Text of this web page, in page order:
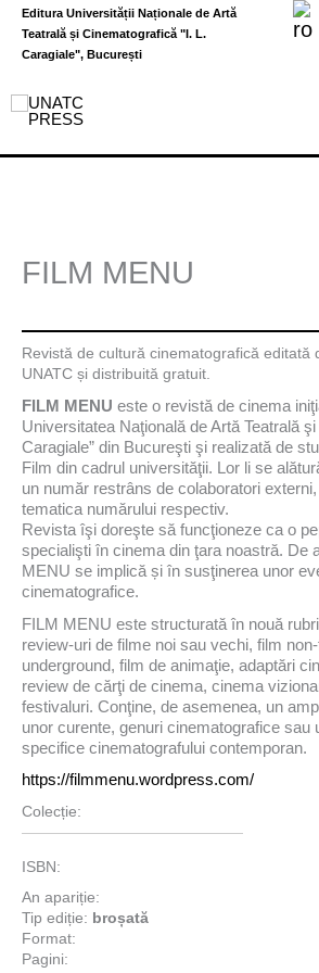
Skip
content
Editura Universității Naționale de Artă
Teatrală și Cinematografică "I. L.
Caragiale", București
FILM MENU
Revistă de cultură cinematografică editată
UNATC și distribuită gratuit.
FILM MENU este o revistă de cinema
Universitatea Naţională de Artă Teatrală
Caragiale” din Bucureşti şi realizată de
Film din cadrul universităţii. Lor li se
un număr restrâns de colaboratori
tematica numărului respectiv.
Revista îşi doreşte să funcţioneze ca o
specialişti în cinema din ţara noastră. De
MENU se implică și în susţinerea unor
cinematografice.
FILM MENU este structurată în nouă
review-uri de filme noi sau vechi, film
underground, film de animaţie, adaptări
review de cărţi de cinema, cinema
festivaluri. Conţine, de asemenea, un
unor curente, genuri cinematografice sau
specifice cinematografului contemporan.
https://filmmenu.wordpress.com/
Colecție:
ISBN:
An apariție:
Tip ediție: broșată
Format:
Pagini: